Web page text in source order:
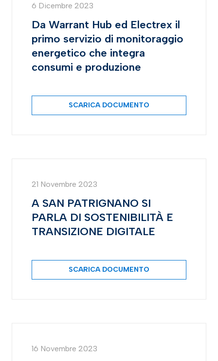
6 Dicembre 2023
Da Warrant Hub ed Electrex il
primo servizio di monitoraggio
energetico che integra
consumi e produzione
SCARICA DOCUMENTO
21 Novembre 2023
A SAN PATRIGNANO SI
PARLA DI SOSTENIBILITÀ E
TRANSIZIONE DIGITALE
SCARICA DOCUMENTO
16 Novembre 2023